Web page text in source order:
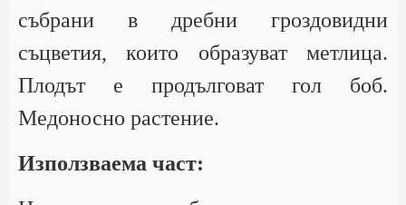
събрани в дребни гроздовидни
съцветия, които образуват метлица.
Плодът е продълговат гол боб.
Медоносно растение.
Използваема част: